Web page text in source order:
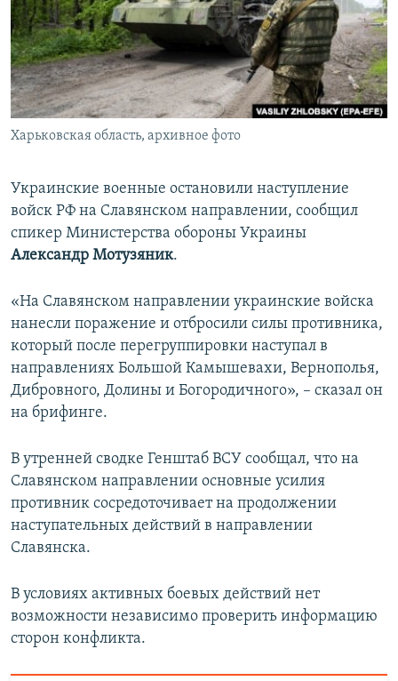
ПОБЕДИТЕЛЕЙ НЕ СУДЯТ?
КРЫМ.НЕПОКОРЕННЫЙ
ELIFBE
УКРАИНСКАЯ ПРОБЛЕМА КРЫМА
ПРИСОЕДИНЯЙТЕСЬ!
Все сайты RFE/RL
Харьковская область, архивное фото
Украинские военные остановили наступление
войск РФ на Славянском направлении, сообщил
спикер Министерства обороны Украины
Александр Мотузяник.
«На Славянском направлении украинские войска
нанесли поражение и отбросили силы противника,
который после перегруппировки наступал в
направлениях Большой Камышевахи, Вернополья,
Дибровного, Долины и Богородичного», – сказал он
на брифинге.
В утренней сводке Генштаб ВСУ сообщал, что на
Славянском направлении основные усилия
противник сосредоточивает на продолжении
наступательных действий в направлении
Славянска.
В условиях активных боевых действий нет
возможности независимо проверить информацию
сторон конфликта.